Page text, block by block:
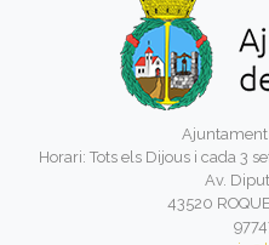
Ajuntament
Horari: Tots els Dijous i cada 3
Av.
43520